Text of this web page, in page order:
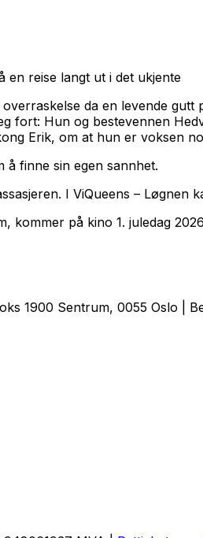
en reise langt ut i det ukjente
da en levende
fort: Hun og bestevennen
Erik, om at hun er voksen
å finne sin egen sannhet.
. I ViQueens – Løgnen
kommer på kino 1. juledag
1900 Sentrum, 0055 Oslo |